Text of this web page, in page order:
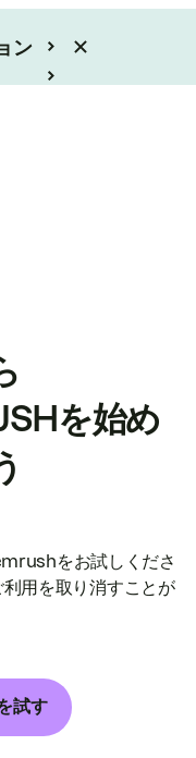
ン
を始め
をお試しくださ
用を取り消すことが
試す